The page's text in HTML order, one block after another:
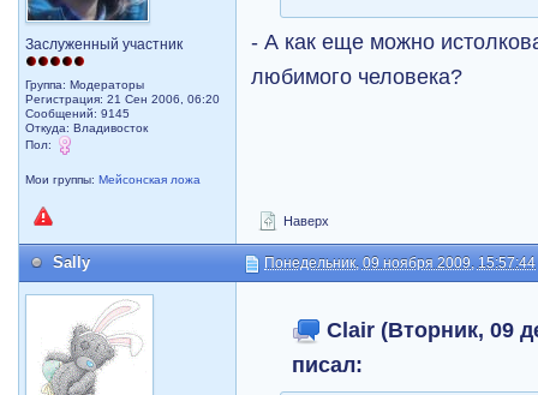
Заслуженный участник
Группа: Модераторы
Регистрация: 21 Сен 2006, 06:20
Сообщений: 9145
Откуда: Владивосток
Пол:
Мои группы:Мейсонская ложа
- А как еще можно
любимого человека?
Наверх
Sally Понедельник, 09 ноября 2009, 15:57:44
Clair (Вторник, 09
писал: